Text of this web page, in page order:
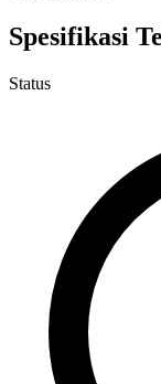
Spesifikasi
Status